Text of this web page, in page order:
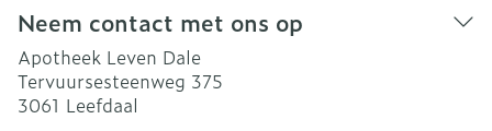
Neem contact met ons op
Apotheek Leven Dale
Tervuursesteenweg 375
3061 Leefdaal